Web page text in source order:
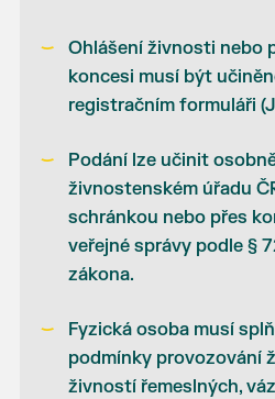
Ohlášení živnosti nebo
koncesi musí být
registračním formuláři
Podání lze učinit
živnostenském úřadu
schránkou nebo přes
veřejné správy podle §
zákona.
Fyzická osoba musí
podmínky provozování
živností řemeslných,